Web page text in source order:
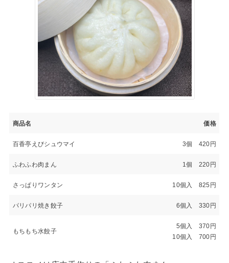
商品名 価格
百香亭えびシュウマイ 3個 420円
ふわふわ肉まん 1個 220円
さっぱりワンタン 10個入 825円
パリパリ焼き餃子 6個入 330円
もちもち水餃子
5個入 370円
10個入 700円